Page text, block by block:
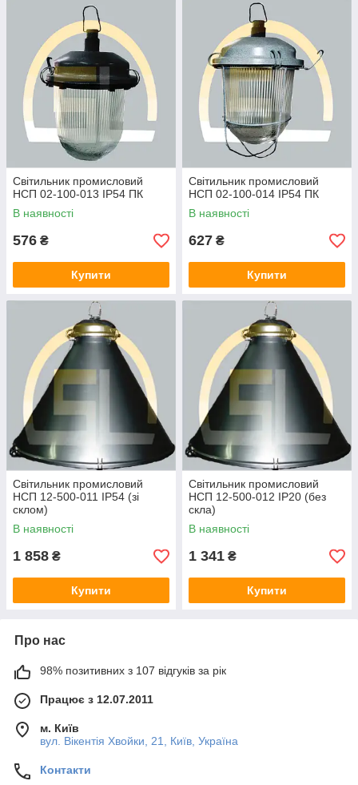
Світильник промисловий
НСП 02-100-013 IP54 ПК
В наявності
576 ₴
Купити
Світильник промисловий
НСП 02-100-014 IP54 ПК
В наявності
627 ₴
Купити
Світильник промисловий
НСП 12-500-011 IP54 (зі
склом)
В наявності
1 858 ₴
Купити
Світильник промисловий
НСП 12-500-012 IP20 (без
скла)
В наявності
1 341 ₴
Купити
Про нас
98% позитивних з 107 відгуків за рік
Працює з 12.07.2011
м. Київ
вул. Вікентія Хвойки, 21, Київ, Україна
Контакти